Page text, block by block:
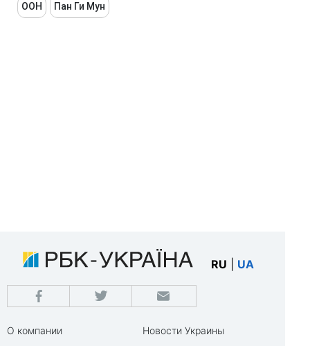
ООН Пан Ги Мун
RU UA
О компании
Новости Украины